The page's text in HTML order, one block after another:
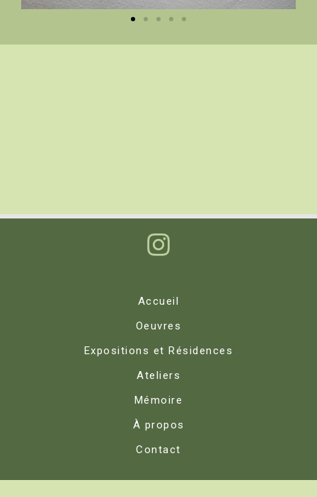
Accueil
Oeuvres
Expositions et Résidences
Ateliers
Mémoire
À propos
Contact